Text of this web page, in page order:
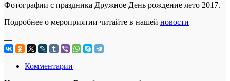
Фотографии с праздника Дружное День рождение лето 2017.
Подробнее о мероприятии читайте в нашей новости
—
Комментарии